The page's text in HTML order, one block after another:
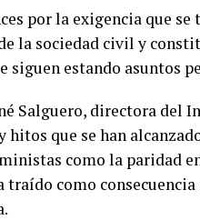
por la exigencia que
la sociedad civil y
siguen estando asuntos
Salguero, directora del
hitos que se han
como la paridad
traído como